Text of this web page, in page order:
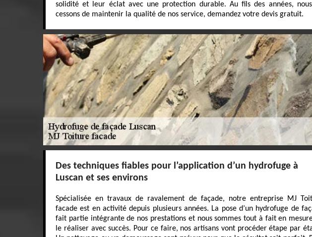
solidité et leur éclat avec une protection durable. Au fils des années,
cessons de maintenir la qualité de nos service, demandez votre devis gratuit.
Des techniques fiables pour l’application d’un hydrofuge à
Luscan et ses environs
Spécialisée en travaux de ravalement de façade, notre entreprise MJ
facade est en activité depuis plusieurs années. La pose d’un hydrofuge de
fait partie intégrante de nos prestations et nous sommes tout à fait en
le réaliser avec succès. Pour ce faire, nos artisans vont procéder étape par